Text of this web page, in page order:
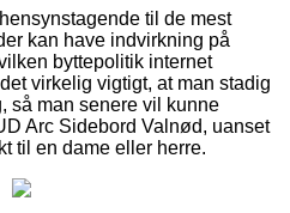
til de mest
kan have indvirkning på
byttepolitik internet
virkelig vigtigt, at man stadig
så man senere vil kunne
Arc Sidebord Valnød, uanset
til en dame eller herre.